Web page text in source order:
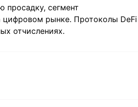
просадку, сегмент
цифровом рынке. Протоколы DeFi
отчислениях.